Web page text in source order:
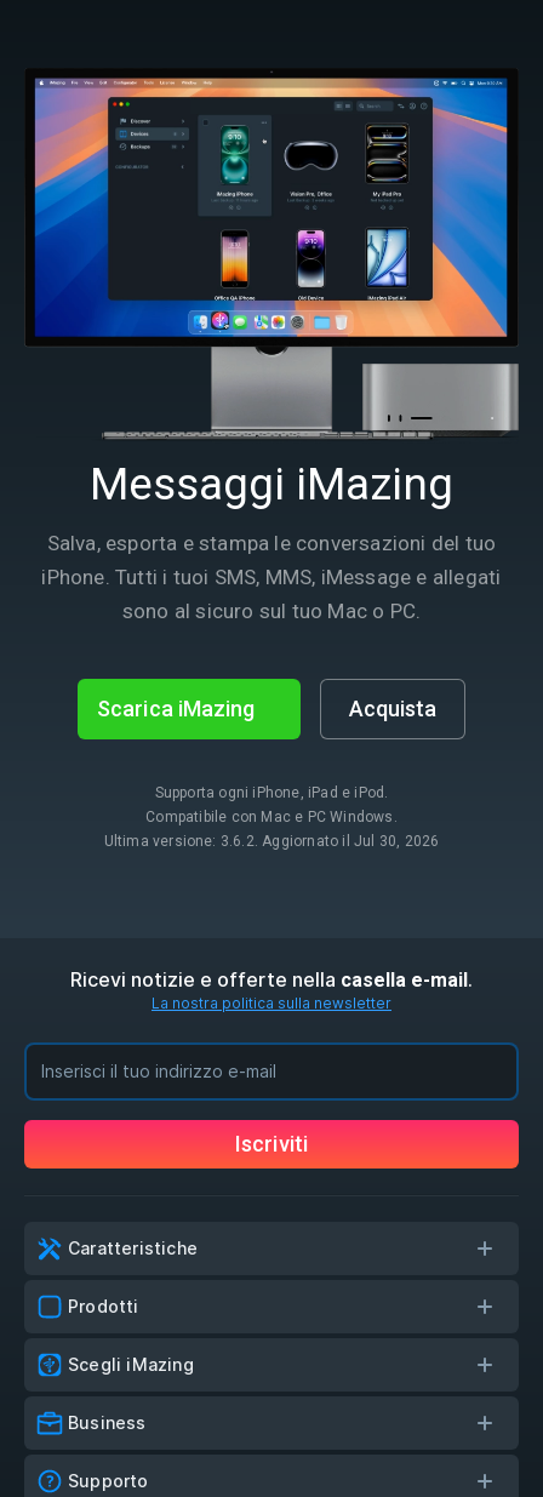
Messaggi iMazing
Salva, esporta e stampa le conversazioni del tuo
iPhone. Tutti i tuoi SMS, MMS, iMessage e allegati
sono al sicuro sul tuo Mac o PC.
Scarica iMazing Acquista
Supporta ogni iPhone, iPad e iPod.
Compatibile con Mac e PC Windows.
Ultima versione: 3.6.2. Aggiornato il Jul 30, 2026
Ricevi notizie e offerte nella casella e-mail.
La nostra politica sulla newsletter
Iscriviti
Caratteristiche
Prodotti
Scegli iMazing
Business
Supporto